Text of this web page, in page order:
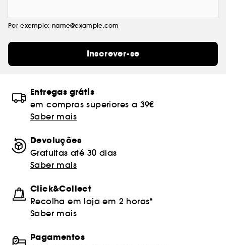
Por exemplo: name@example.com
Inscrever-se
Entregas grátis
em compras superiores a 39€
Saber mais
Devoluções
Gratuitas até 30 dias
Saber mais
Click&Collect
Recolha em loja em 2 horas*
Saber mais
Pagamentos